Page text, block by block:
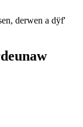
derwen a dÿf'